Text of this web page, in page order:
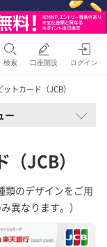
検索 口座開設 ログイン
トカード（JCB）
ー
JCB）
類のデザインをご用
異なります。）